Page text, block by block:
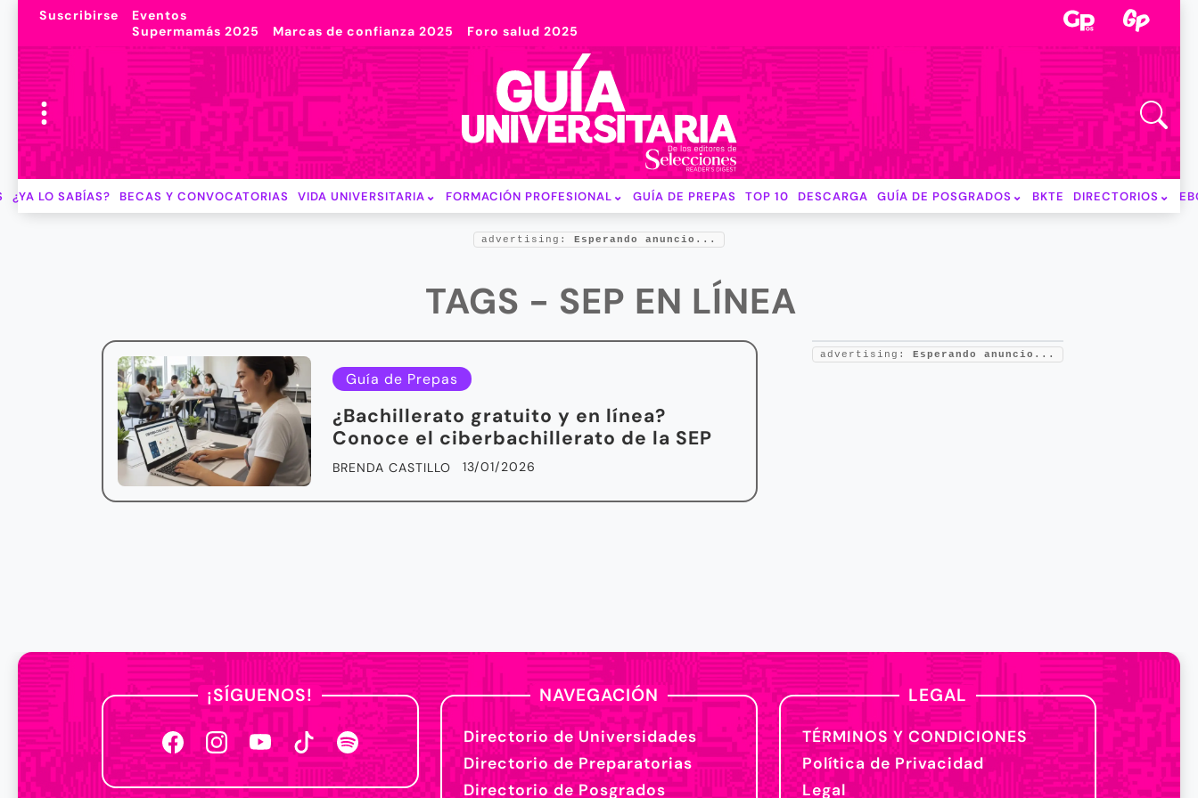
Suscribirse
Eventos
Supermamás 2025
Marcas de confianza 2025 Foro salud 2025
¿YA LO SABÍAS? BECAS Y CONVOCATORIAS VIDA UNIVERSITARIA FORMACIÓN PROFESIONAL GUÍA DE PREPAS TOP 10 DESCARGA GUÍA DE POSGRADOS BKTE DIRECTORIOS
advertising: Esperando anuncio...
TAGS - SEP EN LÍNEA
Guía de Prepas
¿Bachillerato gratuito y en línea?
Conoce el ciberbachillerato de la SEP
BRENDA CASTILLO 13/01/2026
advertising: Esperando anuncio...
¡SÍGUENOS! NAVEGACIÓN
Directorio de Universidades
Directorio de Preparatorias
Directorio de Posgrados
LEGAL
TÉRMINOS Y CONDICIONES
Política de Privacidad
Legal